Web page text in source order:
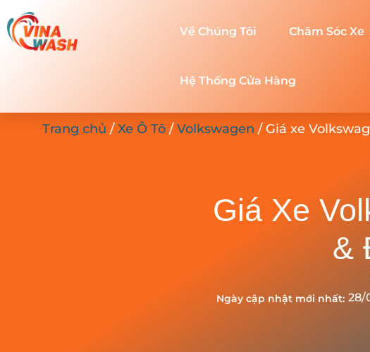
Về Chúng Tôi Chăm Sóc Xe
Hệ Thống Cửa Hàng
Trang chủ /Xe Ô Tô /Volkswagen / Giá xe
Giá Xe
&
Ngày cập nhật mới nhất: 28/